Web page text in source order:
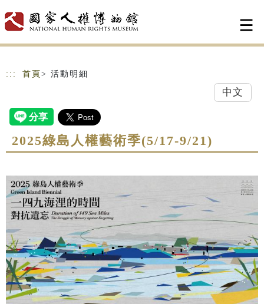
::: 首頁 > 活動明細
中文
2025綠島人權藝術季(5/17-9/21)